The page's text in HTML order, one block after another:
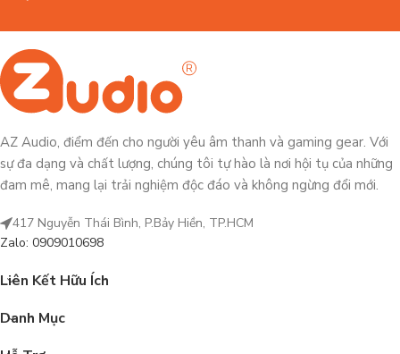
AZ Audio, điểm đến cho người yêu âm thanh và gaming gear. Với
sự đa dạng và chất lượng, chúng tôi tự hào là nơi hội tụ của những
đam mê, mang lại trải nghiệm độc đáo và không ngừng đổi mới.
417 Nguyễn Thái Bình, P.Bảy Hiền, TP.HCM
Zalo: 0909010698
Liên Kết Hữu Ích
Danh Mục